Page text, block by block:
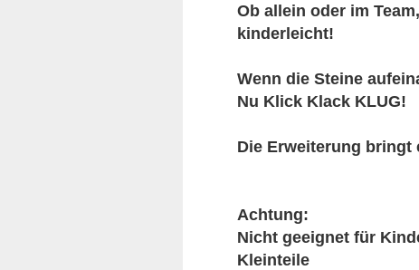
Ob allein oder im
kinderleicht!
Wenn die Steine
Nu Klick Klack KLUG!
Die Erweiterung bringt
Achtung:
Nicht geeignet für
Kleinteile